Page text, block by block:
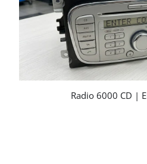
Radio 6000 CD |